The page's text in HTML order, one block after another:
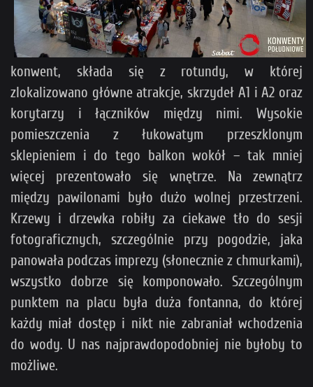
konwent, składa się z rotundy, w której
zlokalizowano główne atrakcje, skrzydeł A1 i A2 oraz
korytarzy i łączników między nimi. Wysokie
pomieszczenia z łukowatym przeszklonym
sklepieniem i do tego balkon wokół – tak mniej
więcej prezentowało się wnętrze. Na zewnątrz
między pawilonami było dużo wolnej przestrzeni.
Krzewy i drzewka robiły za ciekawe tło do sesji
fotograficznych, szczególnie przy pogodzie, jaka
panowała podczas imprezy (słonecznie z chmurkami),
wszystko dobrze się komponowało. Szczególnym
punktem na placu była duża fontanna, do której
każdy miał dostęp i nikt nie zabraniał wchodzenia
do wody. U nas najprawdopodobniej nie byłoby to
możliwe.